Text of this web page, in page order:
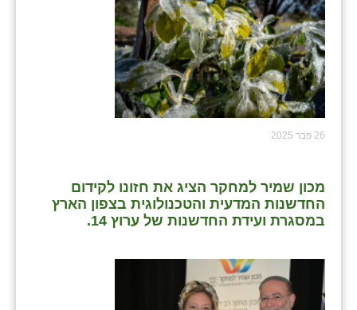
26 פבר 2025
מכון שמיר למחקר הציג את חזונו לקידום
החדשנות המדעית והטכנולוגית בצפון הארץ
במסגרת ועידת החדשנות של ערוץ 14.